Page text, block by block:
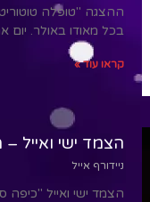
ההצגה "טופלה
בכל מאודו באולר. יום
קראו עוד »
הצמד ישי ואייל
ניידורף אייל
הצמד ישי ואייל